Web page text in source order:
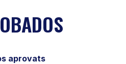
aprovats